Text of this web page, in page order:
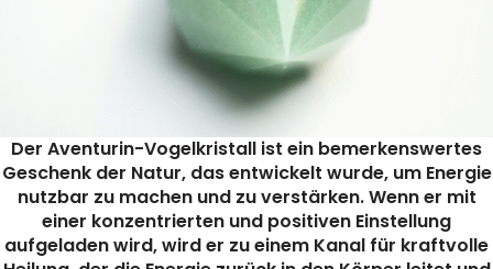
Der Aventurin-Vogelkristall ist ein bemerkenswertes
Geschenk der Natur, das entwickelt wurde, um Energie
nutzbar zu machen und zu verstärken. Wenn er mit
einer konzentrierten und positiven Einstellung
aufgeladen wird, wird er zu einem Kanal für kraftvolle